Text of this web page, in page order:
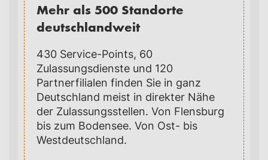
Mehr als 500 Standorte
deutschlandweit
430 Service-Points, 60
Zulassungsdienste und 120
Partnerfilialen finden Sie in ganz
Deutschland meist in direkter Nähe
der Zulassungsstellen. Von Flensburg
bis zum Bodensee. Von Ost- bis
Westdeutschland.